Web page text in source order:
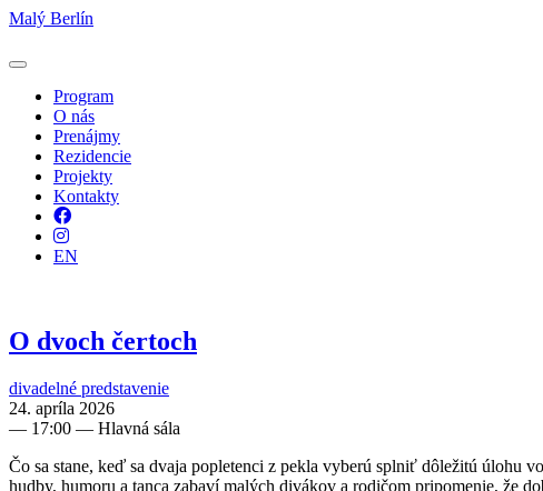
Malý Berlín
Program
O nás
Prenájmy
Rezidencie
Projekty
Kontakty
Facebook
Instagram
EN
O dvoch čertoch
divadelné predstavenie
24. apríla 2026
— 17:00 — Hlavná sála
Čo sa stane, keď sa dvaja popletenci z pekla vyberú splniť dôležitú úlohu
hudby, humoru a tanca zabaví malých divákov a rodičom pripomenie, že